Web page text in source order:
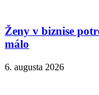
Ženy v biznise
málo
6. augusta 2026